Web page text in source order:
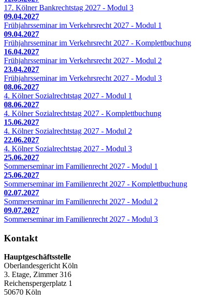
17. Kölner Bankrechtstag 2027 - Modul 3
09.04.2027
Frühjahrsseminar im Verkehrsrecht 2027 - Modul 1
09.04.2027
Frühjahrsseminar im Verkehrsrecht 2027 - Komplettbuchung
16.04.2027
Frühjahrsseminar im Verkehrsrecht 2027 - Modul 2
23.04.2027
Frühjahrsseminar im Verkehrsrecht 2027 - Modul 3
08.06.2027
4. Kölner Sozialrechtstag 2027 - Modul 1
08.06.2027
4. Kölner Sozialrechtstag 2027 - Komplettbuchung
15.06.2027
4. Kölner Sozialrechtstag 2027 - Modul 2
22.06.2027
4. Kölner Sozialrechtstag 2027 - Modul 3
25.06.2027
Sommerseminar im Familienrecht 2027 - Modul 1
25.06.2027
Sommerseminar im Familienrecht 2027 - Komplettbuchung
02.07.2027
Sommerseminar im Familienrecht 2027 - Modul 2
09.07.2027
Sommerseminar im Familienrecht 2027 - Modul 3
Kontakt
Hauptgeschäftsstelle
Oberlandesgericht Köln
3. Etage, Zimmer 316
Reichenspergerplatz 1
50670 Köln